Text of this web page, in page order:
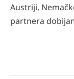
Austriji,
partnera